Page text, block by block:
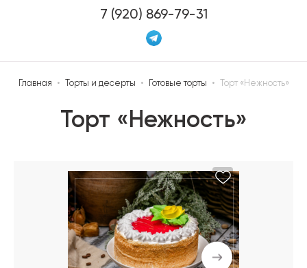
7 (920) 869-79-31
Главная • Торты и десерты • Готовые торты • Торт «Нежность»
Торт «Нежность»